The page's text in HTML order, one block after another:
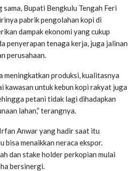
sama, Bupati Bengkulu Tengah Feri
pabrik pengolahan kopi di
dampak ekonomi yang cukup
penyerapan tenaga kerja, juga jalinan
perusahaan.
meningkatkan produksi, kualitasnya
kawasan untuk kebun kopi rakyat juga
petani tidak lagi dihadapkan
lahan,” terangnya.
Anwar yang hadir saat itu
bisa menaikkan neraca ekspor.
dan stake holder perkopian mulai
bersinergi.